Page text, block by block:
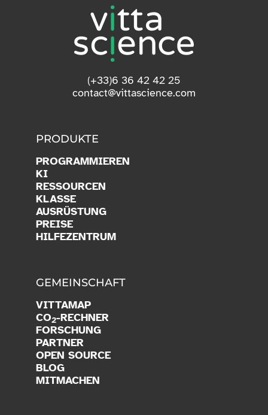
(+33)6 36 42 42 25
contact@vittascience.com
PRODUKTE
PROGRAMMIEREN
KI
RESSOURCEN
KLASSE
AUSRÜSTUNG
PREISE
HILFEZENTRUM
GEMEINSCHAFT
VITTAMAP
CO2-RECHNER
FORSCHUNG
PARTNER
OPEN SOURCE
BLOG
MITMACHEN